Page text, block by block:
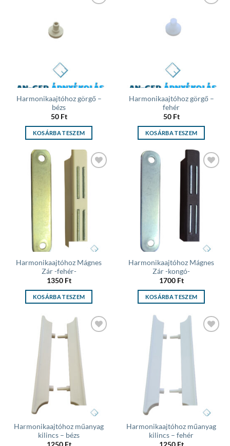
Harmonikaajtóhoz görgő –
bézs
50 Ft
KOSÁRBA TESZEM
Harmonikaajtóhoz görgő –
fehér
50 Ft
KOSÁRBA TESZEM
Harmonikaajtóhoz Mágnes
Zár -fehér-
1350 Ft
KOSÁRBA TESZEM
Harmonikaajtóhoz Mágnes
Zár -kongó-
1700 Ft
KOSÁRBA TESZEM
Harmonikaajtóhoz műanyag
kilincs – bézs
Harmonikaajtóhoz műanyag
kilincs – fehér